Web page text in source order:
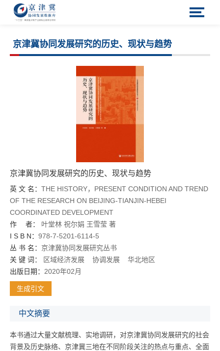
京津冀协同发展研究的历史、现状与趋势
京津冀协同发展研究的历史、现状与趋势
英 文 名： THE HISTORY，PRESENT CONDITION AND TREND
OF THE RESEARCH ON BEIJING-TIANJIN-HEBEI
COORDINATED DEVELOPMENT
作 者：
叶堂林 祝尔娟 王雪莹 著
I S B N： 978-7-5201-6114-5
丛 书 名： 京津冀协同发展研究丛书
关 键 词：
区域经济发展 协调发展
华北地区
出版日期： 2020年02月
生成引文
中文摘要
本书通过大量文献梳理、实地调研，对京津冀协同发展研究的社会
背景及历史脉络、京津冀三地在不同阶段关注的热点与重点、全面